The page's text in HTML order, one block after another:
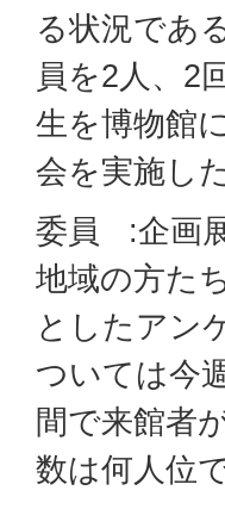
る状況であ
員を2人、2
生を博物館
会を実施した
委員 :企画
地域の方た
としたアン
ついては今
間で来館者
数は何人位